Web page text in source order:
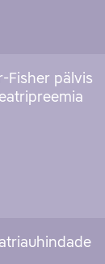
Fisher pälvis